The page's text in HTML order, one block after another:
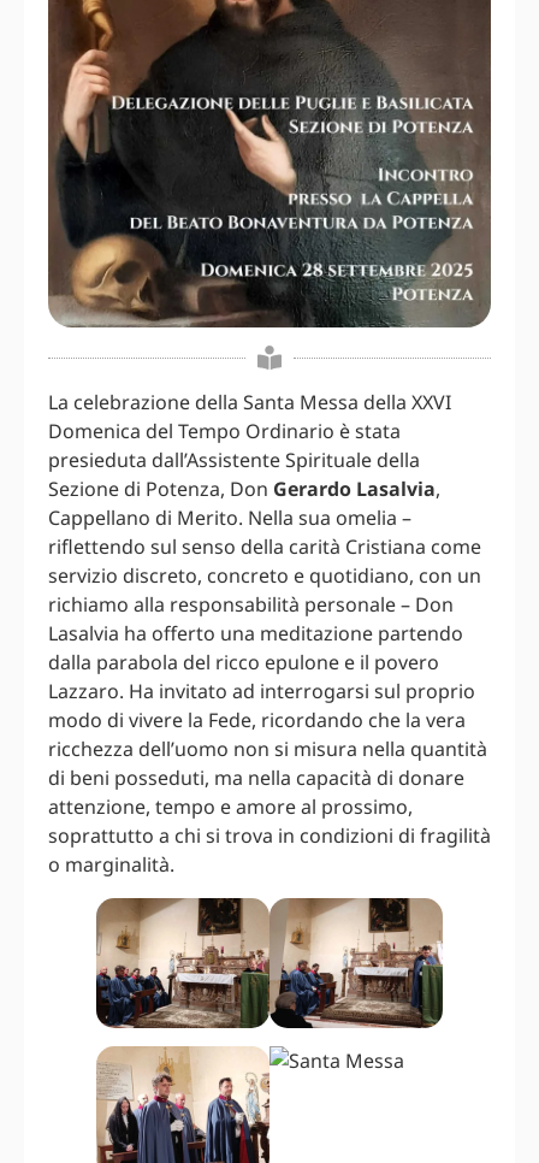
La celebrazione della Santa Messa della XXVI
Domenica del Tempo Ordinario è stata
presieduta dall’Assistente Spirituale della
Sezione di Potenza, Don Gerardo Lasalvia,
Cappellano di Merito. Nella sua omelia –
riflettendo sul senso della carità Cristiana come
servizio discreto, concreto e quotidiano, con un
richiamo alla responsabilità personale – Don
Lasalvia ha offerto una meditazione partendo
dalla parabola del ricco epulone e il povero
Lazzaro. Ha invitato ad interrogarsi sul proprio
modo di vivere la Fede, ricordando che la vera
ricchezza dell’uomo non si misura nella quantità
di beni posseduti, ma nella capacità di donare
attenzione, tempo e amore al prossimo,
soprattutto a chi si trova in condizioni di fragilità
o marginalità.